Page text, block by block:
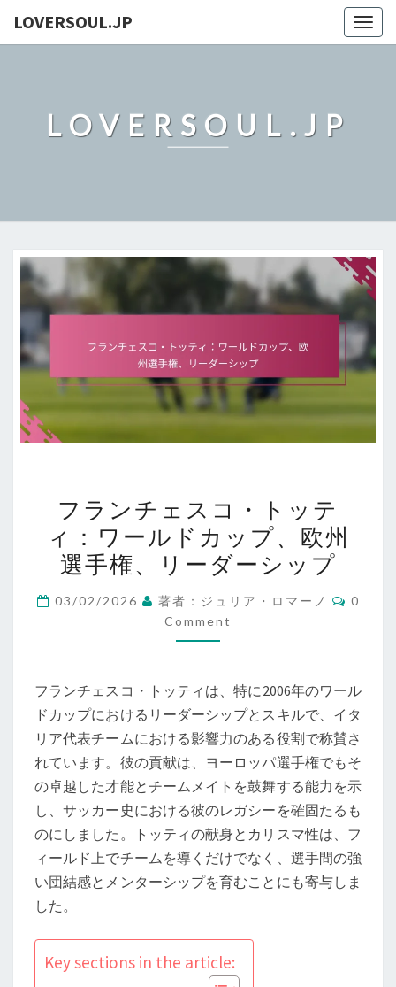
LOVERSOUL.JP
LOVERSOUL.JP
ラ
ン
チ
ス
コ・
テ
ィ：
ワ
ル
ド
カ
ッ
プ、
州
選
フランチェスコ・トッテ
ィ：ワールドカップ、欧州
選手権、リーダーシップ
03/02/2026 著者：ジュリア・ロマーノ
0
Comment
フランチェスコ・トッティは、特に2006年のワール
ドカップにおけるリーダーシップとスキルで、イタ
リア代表チームにおける影響力のある役割で称賛さ
れています。彼の貢献は、ヨーロッパ選手権でもそ
の卓越した才能とチームメイトを鼓舞する能力を示
し、サッカー史における彼のレガシーを確固たるも
のにしました。トッティの献身とカリスマ性は、フ
ィールド上でチームを導くだけでなく、選手間の強
い団結感とメンターシップを育むことにも寄与しま
した。
Key sections in the article: